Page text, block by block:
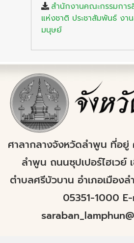
สำนักงานคณะกรรมกา
แห่งชาติ ประชาสัมพันธ์ งา
มนุษย์
ศาลากลางจังหวัดลำพูน ที่อยู่
ลำพูน ถนนซุปเปอร์ไฮเวย์
ตำบลศรีบัวบาน อำเภอเมือง
05351-1000